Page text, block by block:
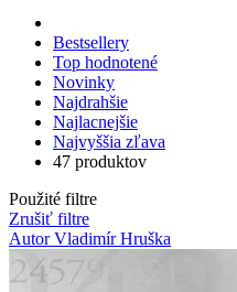
Bestsellery
Top hodnotené
Novinky
Najdrahšie
Najlacnejšie
Najvyššia zľava
47 produktov
Použité filtre
Zrušiť filtre
Autor Vladimír Hruška